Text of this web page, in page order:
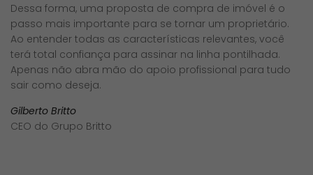
Dessa forma, uma proposta de compra de imóvel é o
passo mais importante para se tornar um proprietário.
Ao entender todas as características relevantes, você
terá total confiança para assinar na linha pontilhada.
Apenas não abra mão do apoio profissional para tudo
sair como deseja.
Gilberto Britto
CEO do Grupo Britto